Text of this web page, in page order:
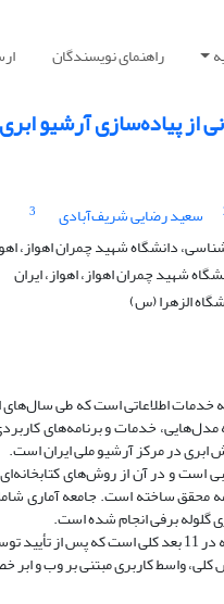
راهنمای نویسندگان
از پیاده‌سازی آرشیو
سعید رضایی شریف‌آبادی
3
دانشگاه شهید چمران اهواز،
شهید چمران اهواز، اهواز، ایران
الزهرا (س)
خدمات اطلاعاتی است که طی
مدل‌هایی، خدمات و برنامه‌های
ابری در مرکز آرشیو ملی ایران است.
و در آن از روش‌های
ساخته است. جامعه آماری
گلوله برفی انجام شده است.